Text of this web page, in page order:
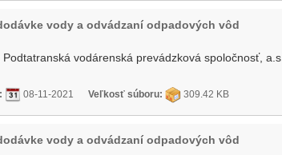
vody a odvádzaní odpadových vôd
Podtatranská vodárenská prevádzková spoločnosť, a.s.
08-11-2021 Veľkosť súboru: 309.42 KB
vody a odvádzaní odpadových vôd